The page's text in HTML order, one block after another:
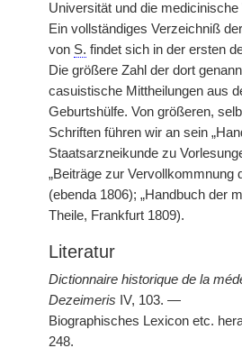
Universität und die
Ein vollständiges Verzeichniß
von S. findet sich in der ersten
Die größere Zahl der dort
casuistische Mittheilungen aus
Geburtshülfe. Von größeren,
Schriften führen wir an sein
Staatsarzneikunde zu
„Beiträge zur Vervollkommnung
(ebenda 1806); „Handbuch der
Theile, Frankfurt 1809).
Literatur
Dictionnaire historique de la
Dezeimeris IV, 103. —
Biographisches Lexicon etc.
248.